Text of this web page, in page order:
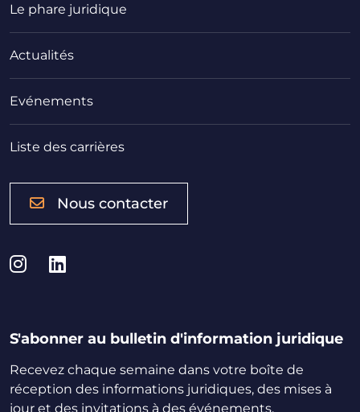
Le phare juridique
Actualités
Evénements
Liste des carrières
Nous contacter
Instagram
LinkedIn
S'abonner au bulletin d'information juridique
Recevez chaque semaine dans votre boîte de
réception des informations juridiques, des mises à
jour et des invitations à des événements.